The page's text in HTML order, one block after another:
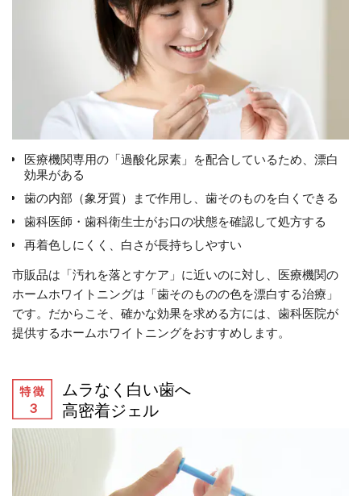
医療機関専用の「過酸化尿素」を配合しているため、漂白
効果がある
歯の内部（象牙質）まで作用し、歯そのものを白くできる
歯科医師・歯科衛生士がお口の状態を確認して処方する
再着色しにくく、白さが長持ちしやすい
市販品は「汚れを落とすケア」に近いのに対し、医療機関の
ホームホワイトニングは「歯そのものの色を漂白する治療」
です。だからこそ、確かな効果を求める方には、歯科医院が
提供するホームホワイトニングをおすすめします。
ムラなく白い歯へ
高密着ジェル